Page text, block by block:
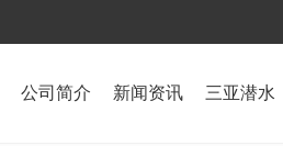
公司简介 新闻资讯 三亚潜水